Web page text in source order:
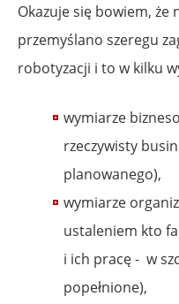
Okazuje się bowiem, że
przemyślano szeregu
robotyzacji i to w kilku
wymiarze
rzeczywisty
planowanego),
wymiarze
ustaleniem kto
i ich pracę - w
popełnione),